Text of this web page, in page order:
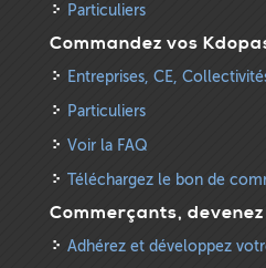
Particuliers
Commandez vos
Entreprises, CE,
Particuliers
Voir la FAQ
Téléchargez le bon de
Commerçants,
Adhérez et développez